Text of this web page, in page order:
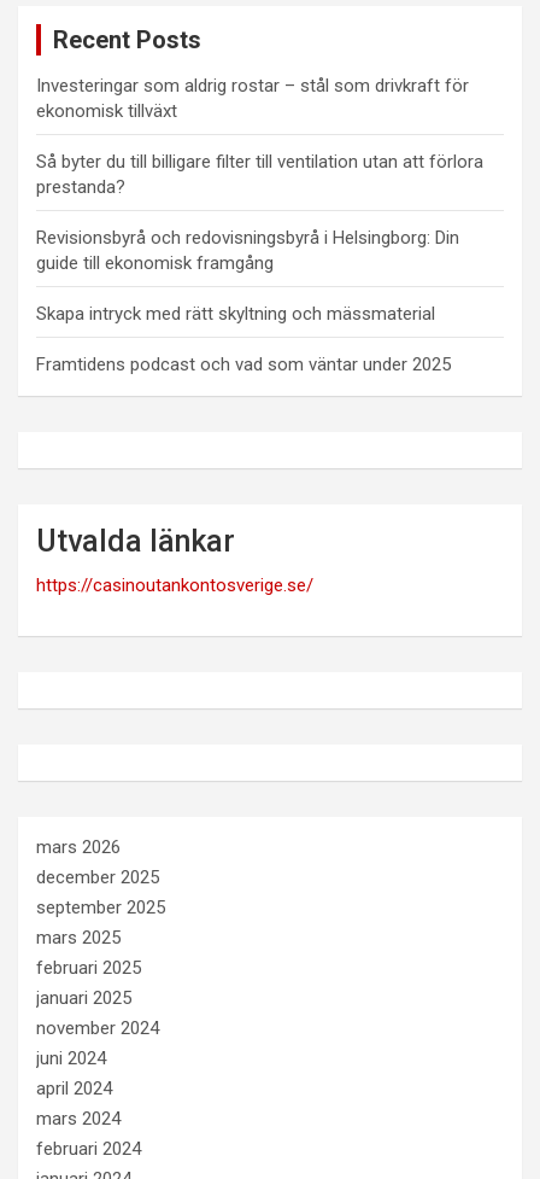
Recent Posts
Investeringar som aldrig rostar – stål som drivkraft för
ekonomisk tillväxt
Så byter du till billigare filter till ventilation utan att förlora
prestanda?
Revisionsbyrå och redovisningsbyrå i Helsingborg: Din
guide till ekonomisk framgång
Skapa intryck med rätt skyltning och mässmaterial
Framtidens podcast och vad som väntar under 2025
Utvalda länkar
https://casinoutankontosverige.se/
mars 2026
december 2025
september 2025
mars 2025
februari 2025
januari 2025
november 2024
juni 2024
april 2024
mars 2024
februari 2024